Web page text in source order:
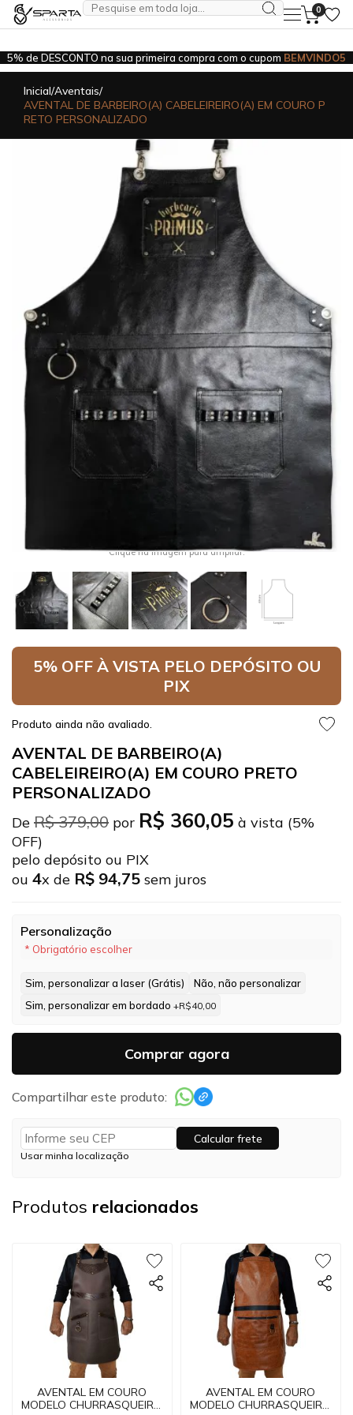
pictur 0
FRETE FRÁTISpara compras acima de R$599,00
Inicial/Aventais/
AVENTAL DE BARBEIRO(A) CABELEIREIRO(A) EM COURO P
RETO PERSONALIZADO
Clique na imagem para ampliar.
5% OFF À VISTA PELO DEPÓSITO OU
PIX
Produto ainda não avaliado.
AVENTAL DE BARBEIRO(A)
CABELEIREIRO(A) EM COURO PRETO
PERSONALIZADO
De R$ 379,00 por R$ 360,05 à vista (5%
OFF)
pelo depósito ou PIX
ou 4x de R$ 94,75 sem juros
Personalização
* Obrigatório escolher
Sim, personalizar a laser (Grátis)
Não, não personalizar
Sim, personalizar em bordado +R$40,00
Comprar agora
Compartilhar este produto:
Calcular frete
Usar minha localização
Produtos relacionados
AVENTAL EM COURO
MODELO CHURRASQUEIRO
AVENTAL EM COURO
MODELO CHURRASQUEIRO